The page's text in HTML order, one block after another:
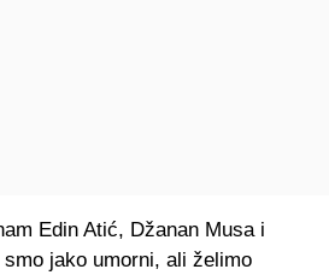
Edin Atić, Džanan Musa i
jako umorni, ali želimo